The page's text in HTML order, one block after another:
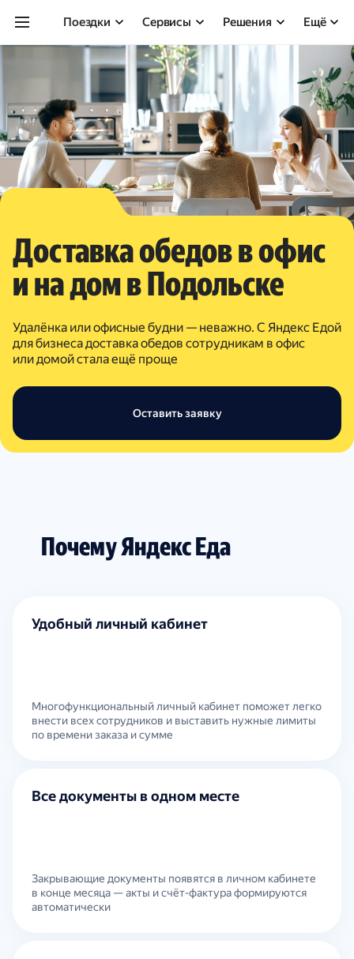
Поездки Сервисы Решения Ещё
Доставка обедов в офис
и на дом в Подольске
Удалёнка или офисные будни — неважно. С Яндекс Едой
для бизнеса доставка обедов сотрудникам в офис
или домой стала ещё проще
Оставить заявку
Почему Яндекс Еда
Удобный личный кабинет
Многофункциональный личный кабинет поможет легко
внести всех сотрудников и выставить нужные лимиты
по времени заказа и сумме
Все документы в одном месте
Закрывающие документы появятся в личном кабинете
в конце месяца — акты и счёт-фактура формируются
автоматически